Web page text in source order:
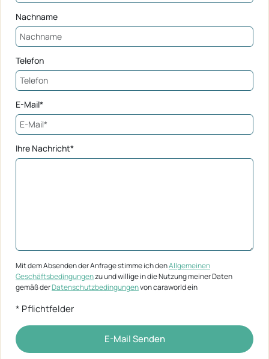
Nachname
Telefon
E-Mail*
Ihre Nachricht*
Mit dem Absenden der Anfrage stimme ich denAllgemeinen
Geschäftsbedingungenzu und willige in die Nutzung meiner Daten
gemäß derDatenschutzbedingungenvon caraworld ein
* Pflichtfelder
E-Mail Senden